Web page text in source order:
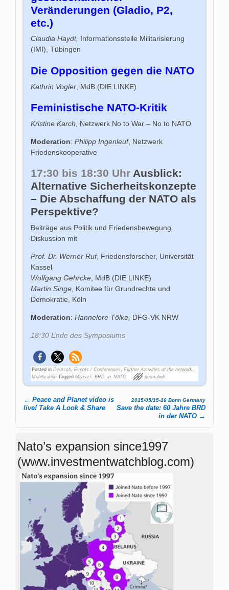
Veränderungen (Gladio, P2,
etc.)
Claudia Haydt, Informationsstelle Militarisierung
(IMI), Tübingen
Die Opposition gegen die NATO
Kathrin Vogler , MdB (DIE LINKE)
Feministische NATO-Kritik
Kristine Karch , Netzwerk No to War – No to NATO
Moderation:Philipp Ingenleuf, Netzwerk
Friedenskooperative
17:30 bis 18:30 Uhr Ausblick:
Alternative Sicherheitskonzepte
– Die Abschaffung der NATO als
Perspektive?
Beiträge aus Politik und Friedensbewegung.
Diskussion mit
Prof. Dr. Werner Ruf, Friedensforscher, Universität
Kassel
Wolfgang Gehrcke , MdB (DIE LINKE)
Martin Singe , Komitee für Grundrechte und
Demokratie, Köln
Moderation:Hannelore Tölke, DFG-VK NRW
18:30 Ende des Symposiums
Posted in Deutsch,Events / Conferences,Further Activities of the network,
Mobilization Tagged 60years_BRD_in_NATO permalink
Post navigation
← Peace and Planet video is
live! Take A Look & Share
2015/05/15-16 Bonn Germany
Save the date: 60 Jahre BRD
in der NATO →
Nato’s expansion since1997
(www.investmentwatchblog.com)